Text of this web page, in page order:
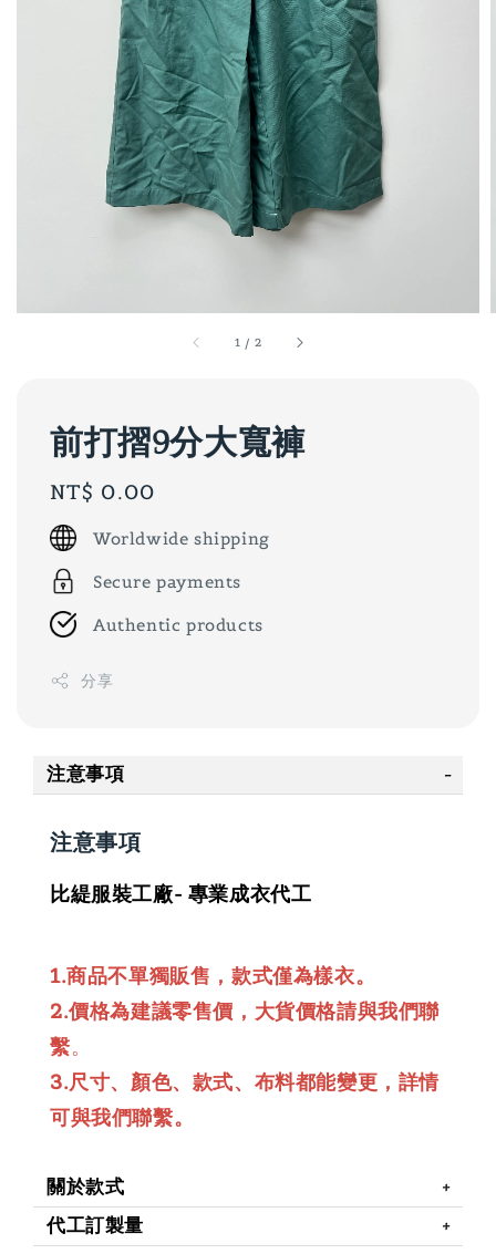
1 / 2
前打摺9分大寬褲
Regular
price
NT$ 0.00
Worldwide shipping
Secure payments
Authentic products
分享
注意事項
注意事項
比緹服裝工廠- 專業成衣代工
1.商品不單獨販售，款式僅為樣衣。
2.價格為建議零售價，大貨價格請與我們聯
繫。
3.尺寸、顏色、款式、布料都能變更，詳情
可與我們聯繫。
關於款式
代工訂製量